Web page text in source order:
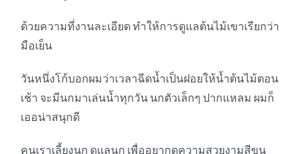
ด้วยความที่งานละเอียด ทำให้การดูแลต้นไม้เขาเรียกว่า
มือเย็น
วันหนึ่งโก้บอกผมว่าเวลาฉีดน้ำเป็นฝอยให้น้ำต้นไม้ตอน
เช้า จะมีนกมาเล่นน้ำทุกวัน นกตัวเล็กๆ ปากแหลม ผมก็
เออน่าสนุกดี
คนเราเลี้ยงนก ดูแลนก เพื่ออยากดูความสวยงามสีขน